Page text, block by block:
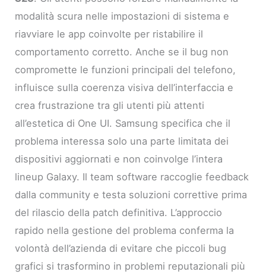
modalità scura nelle impostazioni di sistema e
riavviare le app coinvolte per ristabilire il
comportamento corretto. Anche se il bug non
compromette le funzioni principali del telefono,
influisce sulla coerenza visiva dell’interfaccia e
crea frustrazione tra gli utenti più attenti
all’estetica di One UI. Samsung specifica che il
problema interessa solo una parte limitata dei
dispositivi aggiornati e non coinvolge l’intera
lineup Galaxy. Il team software raccoglie feedback
dalla community e testa soluzioni correttive prima
del rilascio della patch definitiva. L’approccio
rapido nella gestione del problema conferma la
volontà dell’azienda di evitare che piccoli bug
grafici si trasformino in problemi reputazionali più